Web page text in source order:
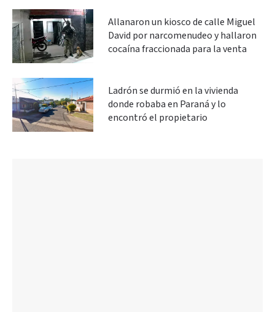
Allanaron un kiosco de calle Miguel
David por narcomenudeo y hallaron
cocaína fraccionada para la venta
Ladrón se durmió en la vivienda
donde robaba en Paraná y lo
encontró el propietario